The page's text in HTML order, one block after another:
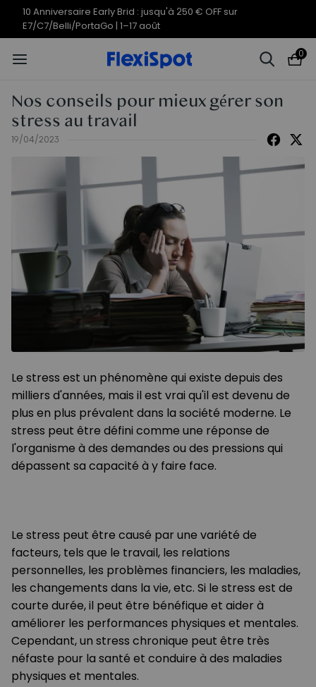
Offres du 10e anniversaire | C7
Morpher dès 579,99 €
0
Nos conseils pour mieux gérer son
stress au travail
19/04/2023
Le stress est un phénomène qui existe depuis des
milliers d'années, mais il est vrai qu'il est devenu de
plus en plus prévalent dans la société moderne. Le
stress peut être défini comme une réponse de
l'organisme à des demandes ou des pressions qui
dépassent sa capacité à y faire face.
Le stress peut être causé par une variété de
facteurs, tels que le travail, les relations
personnelles, les problèmes financiers, les maladies,
les changements dans la vie, etc. Si le stress est de
courte durée, il peut être bénéfique et aider à
améliorer les performances physiques et mentales.
Cependant, un stress chronique peut être très
néfaste pour la santé et conduire à des maladies
physiques et mentales.